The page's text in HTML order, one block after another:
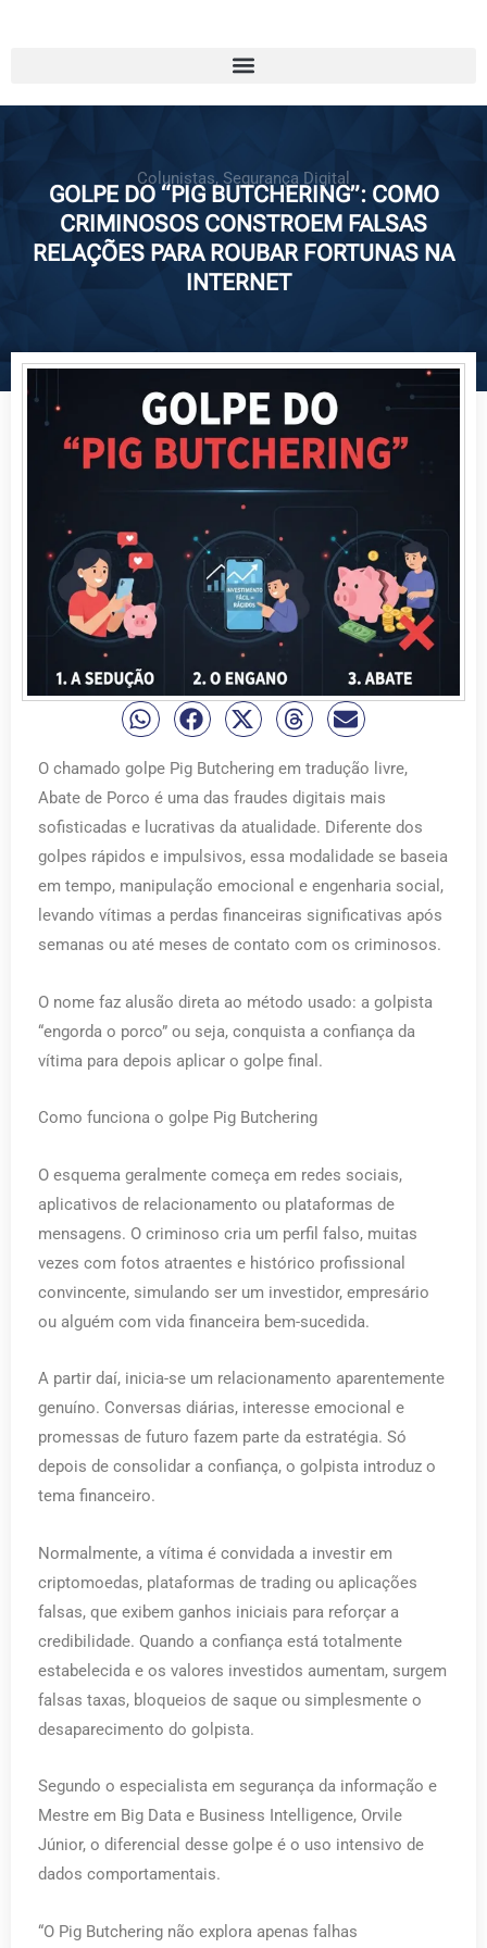
Colunistas, Segurança Digital
GOLPE DO “PIG BUTCHERING”: COMO
CRIMINOSOS CONSTROEM FALSAS
RELAÇÕES PARA ROUBAR FORTUNAS NA
INTERNET
O chamado golpe Pig Butchering em tradução livre,
Abate de Porco é uma das fraudes digitais mais
sofisticadas e lucrativas da atualidade. Diferente dos
golpes rápidos e impulsivos, essa modalidade se baseia
em tempo, manipulação emocional e engenharia social,
levando vítimas a perdas financeiras significativas após
semanas ou até meses de contato com os criminosos.
O nome faz alusão direta ao método usado: a golpista
“engorda o porco” ou seja, conquista a confiança da
vítima para depois aplicar o golpe final.
Como funciona o golpe Pig Butchering
O esquema geralmente começa em redes sociais,
aplicativos de relacionamento ou plataformas de
mensagens. O criminoso cria um perfil falso, muitas
vezes com fotos atraentes e histórico profissional
convincente, simulando ser um investidor, empresário
ou alguém com vida financeira bem-sucedida.
A partir daí, inicia-se um relacionamento aparentemente
genuíno. Conversas diárias, interesse emocional e
promessas de futuro fazem parte da estratégia. Só
depois de consolidar a confiança, o golpista introduz o
tema financeiro.
Normalmente, a vítima é convidada a investir em
criptomoedas, plataformas de trading ou aplicações
falsas, que exibem ganhos iniciais para reforçar a
credibilidade. Quando a confiança está totalmente
estabelecida e os valores investidos aumentam, surgem
falsas taxas, bloqueios de saque ou simplesmente o
desaparecimento do golpista.
Segundo o especialista em segurança da informação e
Mestre em Big Data e Business Intelligence, Orvile
Júnior, o diferencial desse golpe é o uso intensivo de
dados comportamentais.
“O Pig Butchering não explora apenas falhas